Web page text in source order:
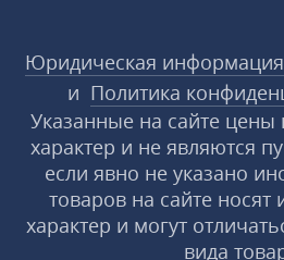
Юридическая информация
и Политика
Указанные на сайте цены
характер и не являются
если явно не указано
товаров на сайте
характер и могут
вида